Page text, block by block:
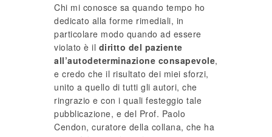
Chi mi conosce sa quando tempo ho
dedicato alla forme rimediali, in
particolare modo quando ad essere
violato è il diritto del paziente
all’autodeterminazione consapevole,
e credo che il risultato dei miei sforzi,
unito a quello di tutti gli autori, che
ringrazio e con i quali festeggio tale
pubblicazione, e del Prof. Paolo
Cendon, curatore della collana, che ha